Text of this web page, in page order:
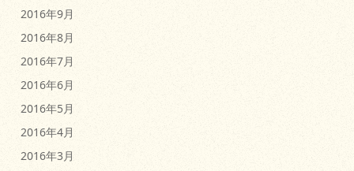
2016年9月
2016年8月
2016年7月
2016年6月
2016年5月
2016年4月
2016年3月